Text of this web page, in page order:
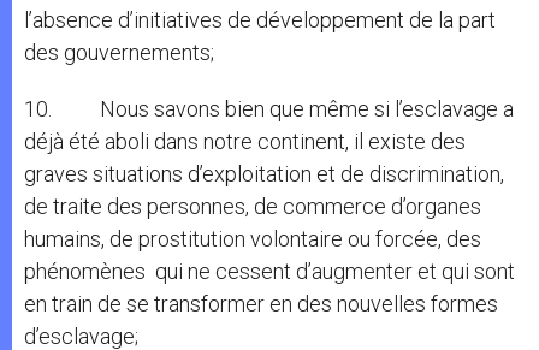
l’absence d’initiatives de développement de la part
des gouvernements;
10. Nous savons bien que même si l’esclavage a
déjà été aboli dans notre continent, il existe des
graves situations d’exploitation et de discrimination,
de traite des personnes, de commerce d’organes
humains, de prostitution volontaire ou forcée, des
phénomènes qui ne cessent d’augmenter et qui sont
en train de se transformer en des nouvelles formes
d’esclavage;